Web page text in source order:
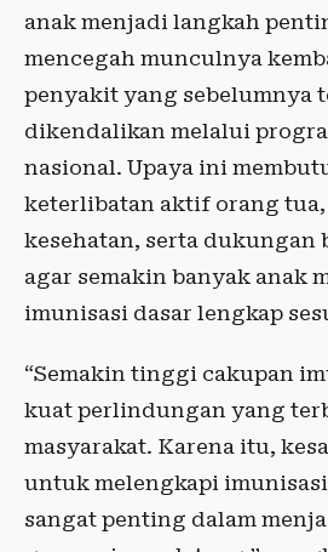
anak menjadi langkah
mencegah munculnya
penyakit yang sebelumnya
dikendalikan melalui
nasional. Upaya ini
keterlibatan aktif orang tua,
kesehatan, serta dukungan
agar semakin banyak anak
imunisasi dasar lengkap
“Semakin tinggi cakupan
kuat perlindungan yang
masyarakat. Karena itu,
untuk melengkapi
sangat penting dalam